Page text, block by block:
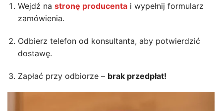
Wejdź na stronę producentai wypełnij formularz
zamówienia.
Odbierz telefon od konsultanta, aby potwierdzić
dostawę.
Zapłać przy odbiorze – brak przedpłat!